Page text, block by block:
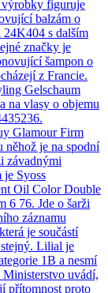
výrobky figuruje
balzám o
24K404 s dalším
značky je
šampon o
z Francie.
Gelschaum
na vlasy o objemu
Glamour Firm
je na spodní
závadnými
je Syoss
Oil Color Double
6 76. Jde o šarži
záznamu
je součástí
Lilial je
1B a nesmí
uvádí,
přítomnost proto